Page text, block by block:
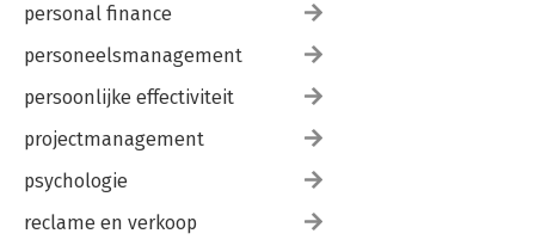
personal finance
personeelsmanagement
persoonlijke effectiviteit
projectmanagement
psychologie
reclame en verkoop